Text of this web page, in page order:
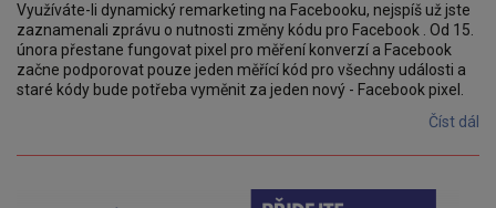
Využíváte-li dynamický remarketing na Facebooku, nejspíš už jste
zaznamenali zprávu o nutnosti změny kódu pro Facebook . Od 15.
února přestane fungovat pixel pro měření konverzí a Facebook
začne podporovat pouze jeden měřící kód pro všechny události a
staré kódy bude potřeba vyměnit za jeden nový - Facebook pixel.
Číst dál